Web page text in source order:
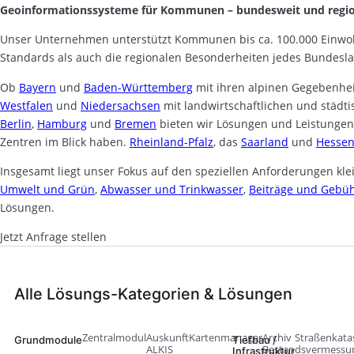
Geoinformationssysteme für Kommunen – bundesweit und
Unser Unternehmen unterstützt Kommunen bis ca. 100.000
Standards als auch die regionalen Besonderheiten jedes
Ob Bayern und Baden-Württemberg mit ihren alpinen
Westfalen und Niedersachsen mit landwirtschaftlichen und
Berlin, Hamburg und Bremen bieten wir Lösungen und
Zentren im Blick haben. Rheinland-Pfalz, das Saarland und Hessen
Insgesamt liegt unser Fokus auf den speziellen Anforderungen
Umwelt und Grün, Abwasser und Trinkwasser, Beiträge und
Lösungen.
Jetzt Anfrage stellen
Alle Lösungs-Kategorien & Lösungen
GrundmoduleZentralmodulAuskunft
ALKIS
KartenmanagerArchiv
Tiefbau /
Infrastruktur